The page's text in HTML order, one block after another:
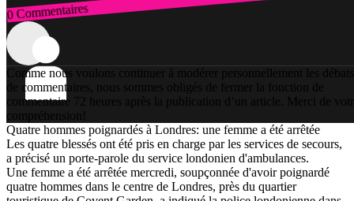
0 Commentaires
Connexion
Comme nous voulons continuer à modérer personnellement les débats
de commentaires, nous sommes obligés de fermer la fonction de
commentaire 72 heures après la publication d’un article. Merci de
compréhension!
Quatre hommes poignardés à Londres: une femme a été arrêtée
Les quatre blessés ont été pris en charge par les services de secours,
a précisé un porte-parole du service londonien d'ambulances.
Une femme a été arrêtée mercredi, soupçonnée d'avoir poignardé
quatre hommes dans le centre de Londres, près du quartier